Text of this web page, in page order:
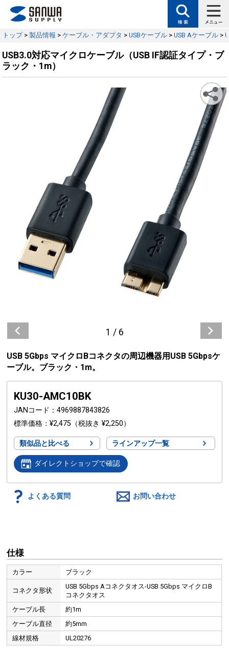
トップ> 製品情報 > ケーブル・アダプタ > USBケーブル > USB Aケーブル >
USB3.0対応マイクロケーブル（USB IF認証タイプ・ブ
ラック・1m）
1 / 6
USB 5Gbps マイクロBコネクタの周辺機器用USB 5Gbpsケ
ーブル。ブラック・1m。
KU30-AMC10BK
JANコード
4969887843826
標準価格
¥2,475（税抜き ¥2,250）
類似品と比べる ラインアップ一覧
ダイレクトショップで確認
よくある質問 お問い合わせ
仕様
カラー ブラック
コネクタ形状
USB 5Gbps Aコネクタオス-USB 5Gbps マイクロB
コネクタオス
ケーブル長
約1m
ケーブル直径
約5mm
線材規格
UL20276